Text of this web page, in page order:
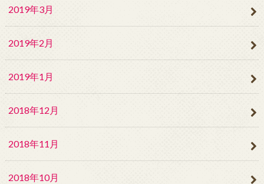
2019年3月
2019年2月
2019年1月
2018年12月
2018年11月
2018年10月